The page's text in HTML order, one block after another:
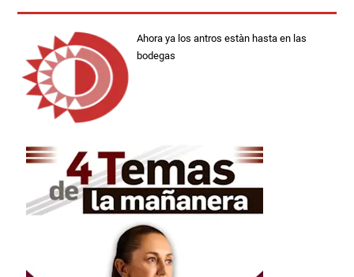
Ahora ya los antros estàn hasta en las
bodegas